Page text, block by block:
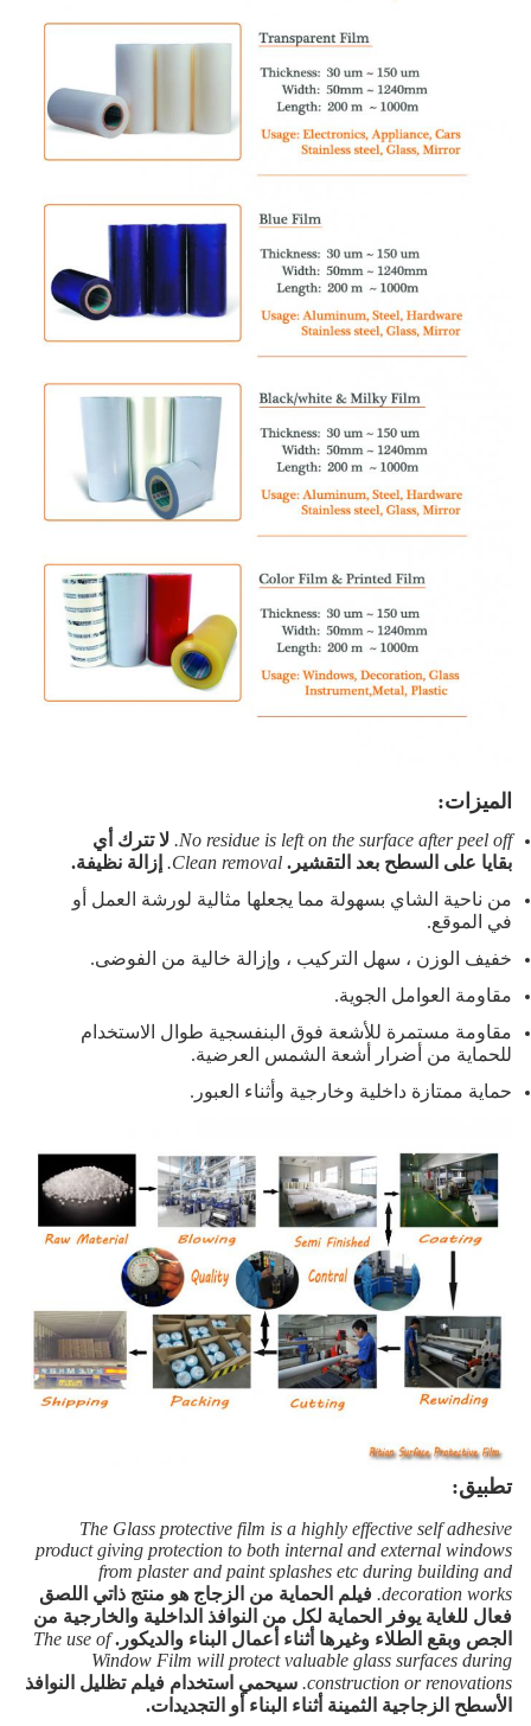
الميزات:
No residue is left on the surface after peel off. لا تترك أي
بقايا على السطح بعد التقشير. Clean removal. إزالة نظيفة.
من ناحية الشاي بسهولة مما يجعلها مثالية لورشة العمل أو
في الموقع.
خفيف الوزن ، سهل التركيب ، وإزالة خالية من الفوضى.
مقاومة العوامل الجوية.
مقاومة مستمرة للأشعة فوق البنفسجية طوال الاستخدام
للحماية من أضرار أشعة الشمس العرضية.
حماية ممتازة داخلية وخارجية وأثناء العبور.
تطبيق:
The Glass protective film is a highly effective self adhesive
product giving protection to both internal and external windows
from plaster and paint splashes etc during building and
decoration works. فيلم الحماية من الزجاج هو منتج ذاتي اللصق
فعال للغاية يوفر الحماية لكل من النوافذ الداخلية والخارجية من
الجص وبقع الطلاء وغيرها أثناء أعمال البناء والديكور. The use of
Window Film will protect valuable glass surfaces during
construction or renovations. سيحمي استخدام فيلم تظليل النوافذ
الأسطح الزجاجية الثمينة أثناء البناء أو التجديدات.